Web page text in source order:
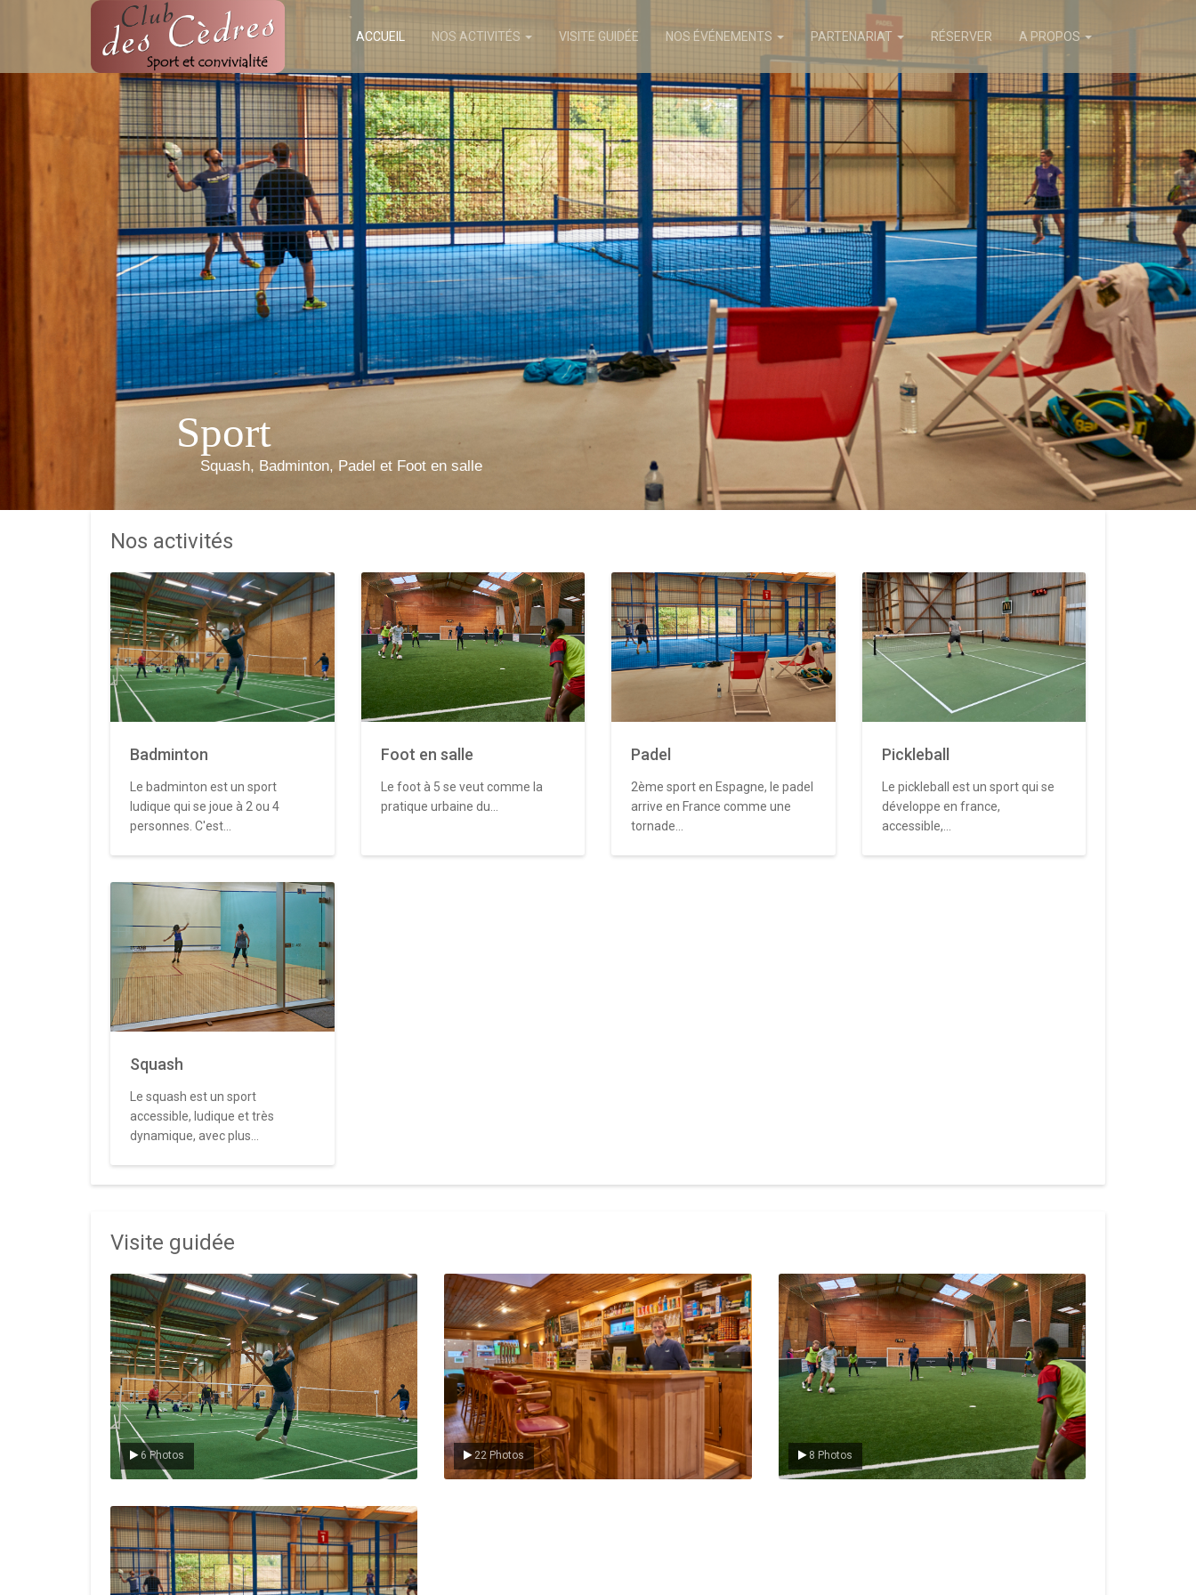
ACCUEIL NOS ACTIVITÉS VISITE GUIDÉE NOS ÉVÉNEMENTS PARTENARIAT RÉSERVER A PROPOS
Sport
Squash, Badminton, Padel et Foot en salle
Nos activités
Badminton
Le badminton est un sport
ludique qui se joue à 2 ou 4
personnes. C'est...
Foot en salle
Le foot à 5 se veut comme la
pratique urbaine du...
Padel
2ème sport en Espagne, le padel
arrive en France comme une
tornade...
Pickleball
Le pickleball est un sport qui se
développe en france,
accessible,...
Squash
Le squash est un sport
accessible, ludique et très
dynamique, avec plus...
Visite guidée
6 Photos
Le badminton
22 Photos
Le Club
8 Photos
Le foot en salle
Le padel